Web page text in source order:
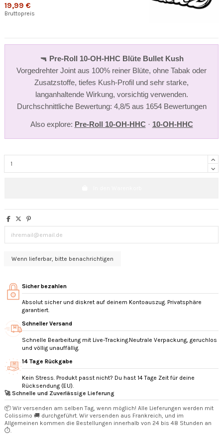
19,99 €
Bruttopreis
🔫 Pre-Roll 10-OH-HHC Blüte Bullet Kush
Vorgedrehter Joint aus 100% reiner Blüte, ohne Tabak oder
Zusatzstoffe, tiefes Kush-Profil und sehr starke,
langanhaltende Wirkung, vorsichtig verwenden.
Durchschnittliche Bewertung: 4,8/5 aus 1654 Bewertungen
Also explore: Pre-Roll 10-OH-HHC · 10-OH-HHC
Sicher bezahlen
Absolut sicher und diskret auf deinem Kontoauszug. Privatsphäre
garantiert.
Schneller Versand
Schnelle Bearbeitung mit Live-Tracking.Neutrale Verpackung, geruchlos
und völlig unauffällig.
14 Tage Rückgabe
Kein Stress. Produkt passt nicht? Du hast 14 Tage Zeit für deine
Rücksendung (EU).
🚀 Schnelle und Zuverlässige Lieferung
📦 Wir versenden am selben Tag, wenn möglich! Alle Lieferungen werden mit
Colissimo 🚚 durchgeführt. Wir versenden aus Frankreich, und im
Allgemeinen kommen die Bestellungen innerhalb von 24 bis 48 Stunden an
⏱️.